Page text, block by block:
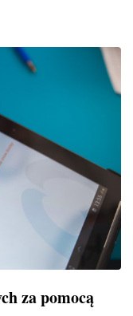
za pomocą